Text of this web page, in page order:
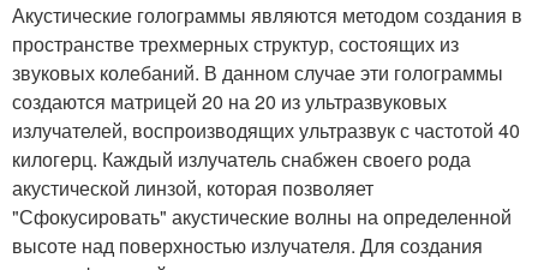
Акустические голограммы являются методом создания в
пространстве трехмерных структур, состоящих из
звуковых колебаний. В данном случае эти голограммы
создаются матрицей 20 на 20 из ультразвуковых
излучателей, воспроизводящих ультразвук с частотой 40
килогерц. Каждый излучатель снабжен своего рода
акустической линзой, которая позволяет
"Сфокусировать" акустические волны на определенной
высоте над поверхностью излучателя. Для создания